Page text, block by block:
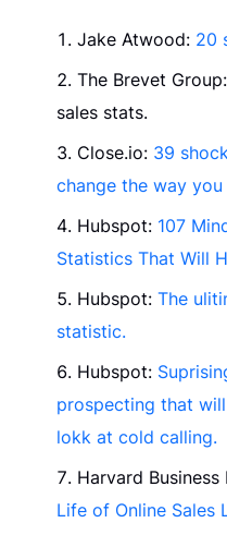
Jake Atwood: 20
The Brevet
sales stats.
Close.io: 39
change the way you
Hubspot: 107
Statistics That Will
Hubspot: The
statistic.
Hubspot:
prospecting that
lokk at cold calling.
Harvard Business
Life of Online Sales